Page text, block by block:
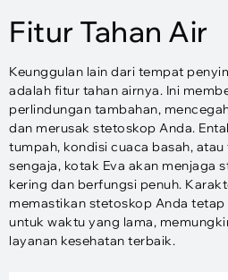
Fitur Tahan Air
Keunggulan lain dari tempat
adalah fitur tahan airnya. Ini
perlindungan tambahan,
dan merusak stetoskop Anda.
tumpah, kondisi cuaca basah,
sengaja, kotak Eva akan menjaga
kering dan berfungsi penuh.
memastikan stetoskop Anda
untuk waktu yang lama,
layanan kesehatan terbaik.